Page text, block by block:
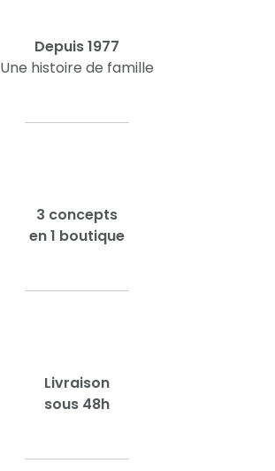
Depuis 1977
Une histoire de famille
3 concepts
en 1 boutique
Livraison
sous 48h